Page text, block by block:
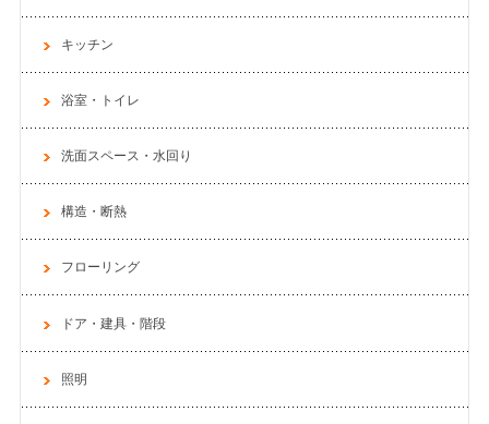
キッチン
浴室・トイレ
洗面スペース・水回り
構造・断熱
フローリング
ドア・建具・階段
照明